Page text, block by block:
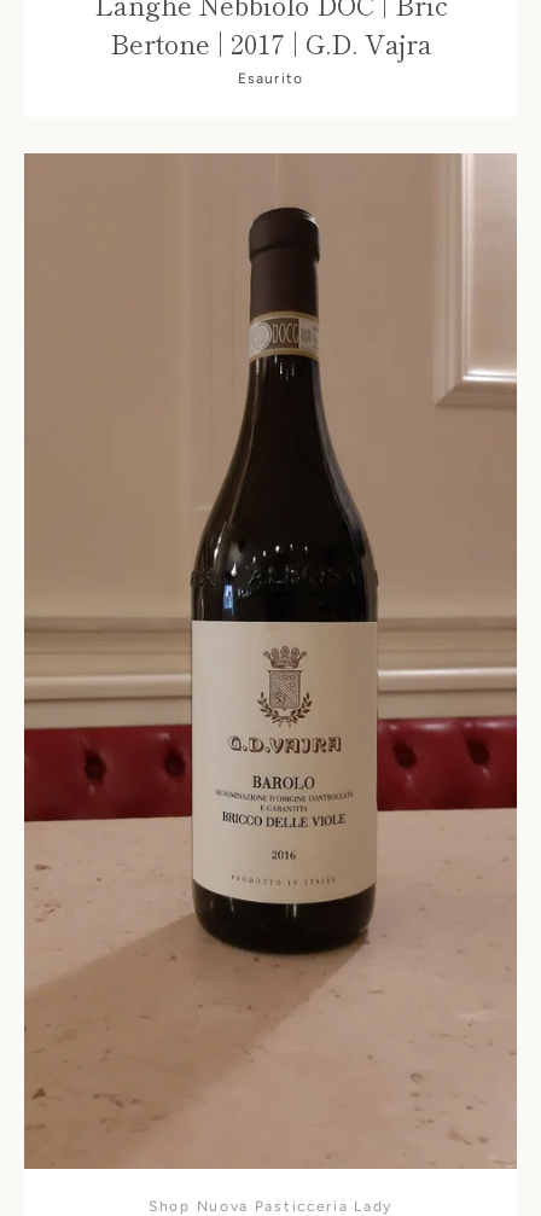
Bertone | 2017 | G.D. Vajra
Esaurito
Shop Nuova Pasticceria Lady